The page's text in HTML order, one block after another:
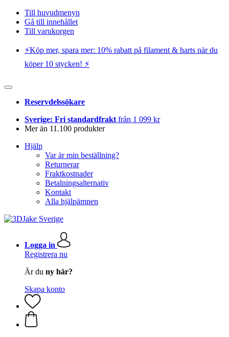
Till huvudmenyn
Gå till innehållet
Till varukorgen
⚡️Köp mer, spara mer: 10% rabatt på filament & harts när du
köper 10 stycken! ⚡️
Reservdelssökare
Sverige: Fri standardfrakt från 1 099 kr
Mer än 11.100 produkter
Hjälp
Var är min beställning?
Returnerar
Fraktkostnader
Betalningsalternativ
Kontakt
Alla hjälpämnen
Logga in
Registrera nu
Är du ny här?
Skapa konto